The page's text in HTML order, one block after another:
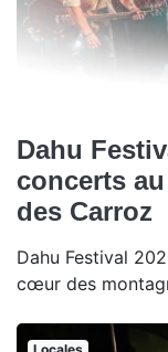
Dahu
concerts
des Carroz
Dahu Festival
cœur des